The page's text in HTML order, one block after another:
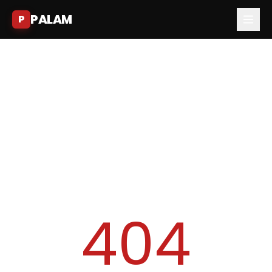
P PALAM
404